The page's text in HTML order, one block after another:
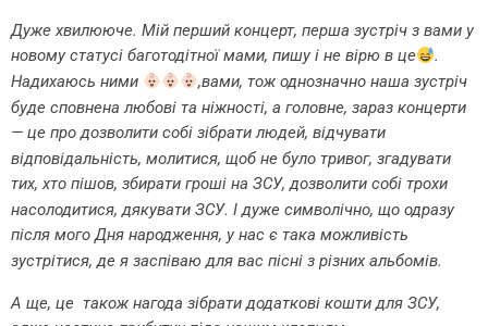
Дуже хвилююче. Мій перший концерт, перша зустріч з вами у
новому статусі баготодітної мами, пишу і не вірю в це
.
Надихаюсь ними
,вами, тож однозначно наша зустріч
буде сповнена любові та ніжності, а головне, зараз концерти
— це про дозволити собі зібрати людей, відчувати
відповідальність, молитися, щоб не було тривог, згадувати
тих, хто пішов, збирати гроші на ЗСУ, дозволити собі трохи
насолодитися, дякувати ЗСУ. І дуже символічно, що одразу
після мого Дня народження, у нас є така можливість
зустрітися, де я заспіваю для вас пісні з різних альбомів.
А ще, це також нагода зібрати додаткові кошти для ЗСУ,